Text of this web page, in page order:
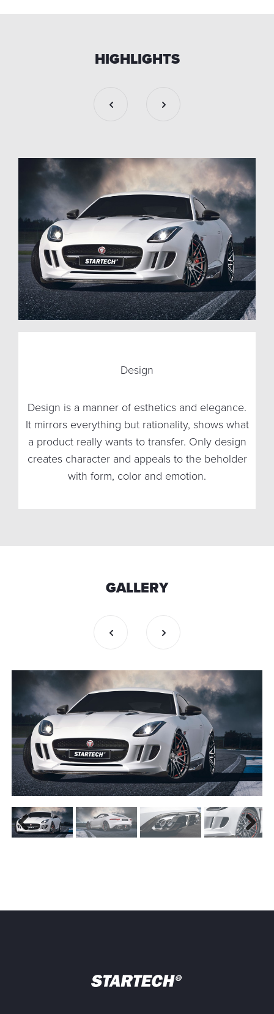
HIGHLIGHTS
Design
Design is a manner of esthetics and elegance.
It mirrors everything but rationality, shows what
a product really wants to transfer. Only design
creates character and appeals to the beholder
with form, color and emotion.
Every product has its function. There are often
complex technical processes, which fulfill a
task. Only when the demanded result is
attained reliably and with apparent ease,
function works.
The border between luxury and normality is
always defined by quality. Only with
uncompromising workmanship of functionality
and design this border can be stepped.
GALLERY